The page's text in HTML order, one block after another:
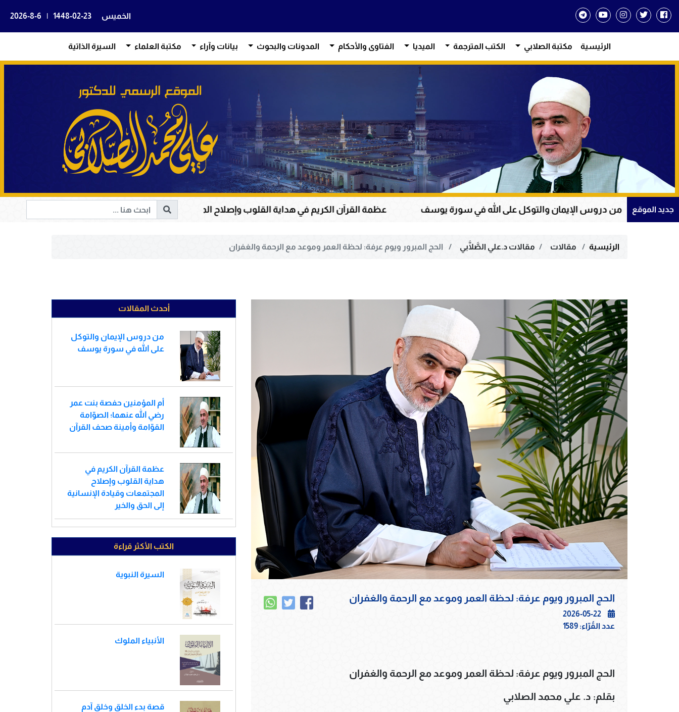
الخميس 1448-02-23
|
2026-8-6
الرئيسية مكتبة الصلابي الكتب المترجمة الميديا الفتاوى والأحكام المدونات والبحوث بيانات وآراء مكتبة العلماء السيرة الذاتية
جديد الموقع
الإيمان والتوكل على الله في سورة يوسف عظمة القرآن الكريم في هداية القلوب وإصلاح المجتمعات وقيادة الإنسانية إلى الحق والخير
الرئيسية مقالات مقالات د.علي الصَّلَّابي الحج المبرور ويوم عرفة: لحظة العمر وموعد مع الرحمة والغفران
الحج المبرور ويوم عرفة: لحظة العمر وموعد مع الرحمة والغفران
2026-05-22
عدد القُرّاء: 1589
الحج المبرور ويوم عرفة: لحظة العمر وموعد مع الرحمة والغفران
بقلم: د. علي محمد الصلابي
أحدث المقالات
من دروس الإيمان والتوكل
على الله في سورة يوسف
أم المؤمنين حفصة بنت عمر
رضي الله عنهما؛ الصوّامة
القوّامة وأمينة صحف القرآن
عظمة القرآن الكريم في
هداية القلوب وإصلاح
المجتمعات وقيادة الإنسانية
إلى الحق والخير
الكتب الأكثر قراءة
السيرة النبوية
الأنبياء الملوك
قصة بدء الخلق وخلق آدم